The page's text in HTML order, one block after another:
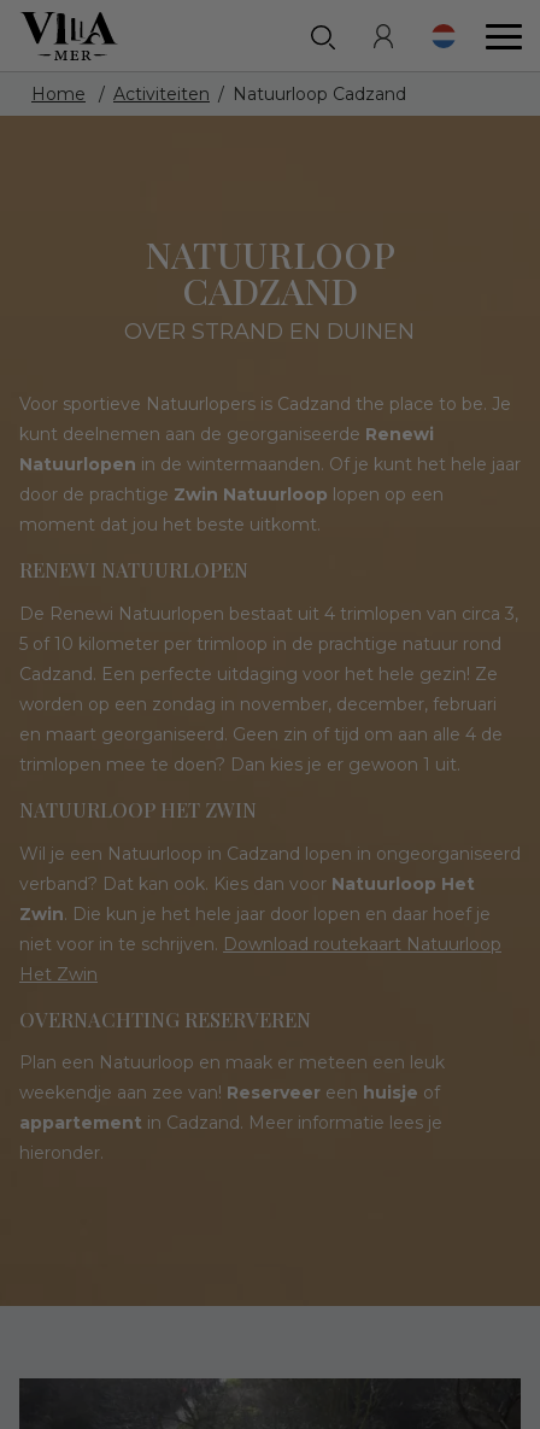
Home Activiteiten Natuurloop Cadzand
NATUURLOOP
CADZAND
OVER STRAND EN DUINEN
Voor sportieve Natuurlopers is Cadzand the place to be. Je
kunt deelnemen aan de georganiseerde Renewi
Natuurlopen in de wintermaanden. Of je kunt het hele jaar
door de prachtige Zwin Natuurloop lopen op een
moment dat jou het beste uitkomt.
RENEWI NATUURLOPEN
De Renewi Natuurlopen bestaat uit 4 trimlopen van circa 3,
5 of 10 kilometer per trimloop in de prachtige natuur rond
Cadzand. Een perfecte uitdaging voor het hele gezin! Ze
worden op een zondag in november, december, februari
en maart georganiseerd. Geen zin of tijd om aan alle 4 de
trimlopen mee te doen? Dan kies je er gewoon 1 uit.
NATUURLOOP HET ZWIN
Wil je een Natuurloop in Cadzand lopen in ongeorganiseerd
verband? Dat kan ook. Kies dan voor Natuurloop Het
Zwin. Die kun je het hele jaar door lopen en daar hoef je
niet voor in te schrijven. Download routekaart Natuurloop
Het Zwin
OVERNACHTING RESERVEREN
Plan een Natuurloop en maak er meteen een leuk
weekendje aan zee van! Reserveer een huisje of
appartement in Cadzand. Meer informatie lees je
hieronder.